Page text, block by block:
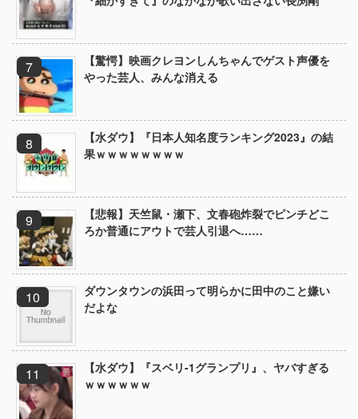
【驚愕】映画クレヨンしんちゃんでゲスト声優を
やった芸人、みんな消える
【水ダウ】『日本人知名度ランキング2023』の結
果ｗｗｗｗｗｗｗｗ
【悲報】天竺鼠・瀬下、文春砲炸裂でピンチどこ
ろか普通にアウトで芸人引退へ……
ダウンタウンの浜田って明らかに田中のこと嫌い
だよな
【水ダウ】『スベリ-1グランプリ』、ヤバすぎる
ｗｗｗｗｗｗ